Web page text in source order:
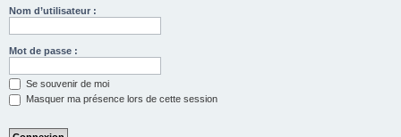
Nom d’utilisateur :
Mot de passe :
Se souvenir de moi
Masquer ma présence lors de cette session